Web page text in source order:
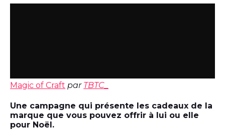
Magic of Craft par TBTC_
Une campagne qui présente les cadeaux de la
marque que vous pouvez offrir à lui ou elle
pour Noël.